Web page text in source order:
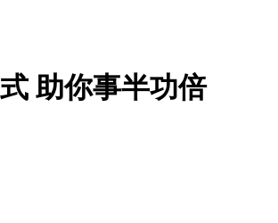
助你事半功倍